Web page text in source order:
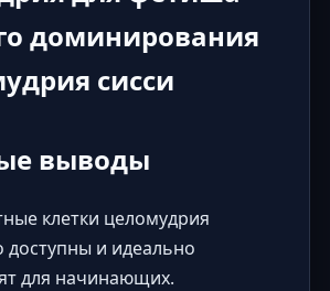
доминирования
сисси
выводы
клетки целомудрия
и идеально
для начинающих.